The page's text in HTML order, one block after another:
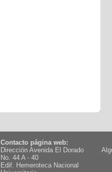
Contacto página web:
Dirección Avenida El Dorado
No. 44 A - 40
Edif. Hemeroteca Nacional